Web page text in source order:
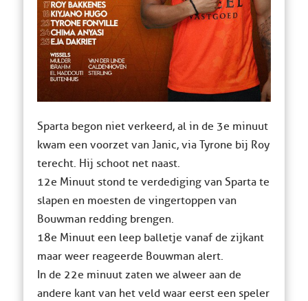
Sparta begon niet verkeerd, al in de 3e minuut
kwam een voorzet van Janic, via Tyrone bij Roy
terecht. Hij schoot net naast.
12e Minuut stond te verdediging van Sparta te
slapen en moesten de vingertoppen van
Bouwman redding brengen.
18e Minuut een leep balletje vanaf de zijkant
maar weer reageerde Bouwman alert.
In de 22e minuut zaten we alweer aan de
andere kant van het veld waar eerst een speler